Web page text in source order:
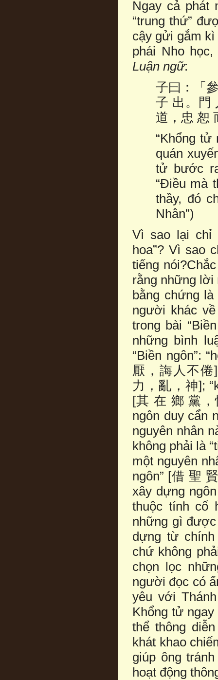
Ngay cả phát
“trung thứ”
cậy gửi gắm
phái Nho
Luận ngữ:
子曰：「
子 出。門
道，忠 恕
“Khổng
quán
tử bước
“Điều mà
thầy, đó
Nhân”)
Vì sao lại chỉ
hoa”? Vì sao
tiếng
rằng những lời
bằng chứng
người khác
trong bài
những bình
“Biền ngôn”:
厭，誨人不倦
力，亂，神];
[其 在 鄉 黨，
ngôn duy cẩn
nguyên nhân
không phải là
một nguyên
ngôn” [借 聖
xây dựng
thuộc tính cố
những gì
dựng từ chính
chứ không
chọn lọc
người đọc có
yêu với
Khổng tử
thể thông
khát khao
giúp ông
hoạt động